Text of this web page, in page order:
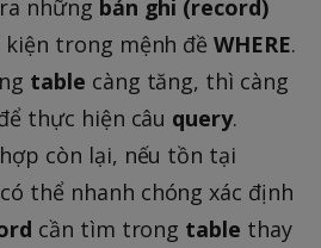
những bản ghi (record)
kiện trong mệnh đềWHERE.
table càng tăng, thì càng
thực hiện câu query.
còn lại, nếu tồn tại
có thể nhanh chóng xác định
cần tìm trong table thay